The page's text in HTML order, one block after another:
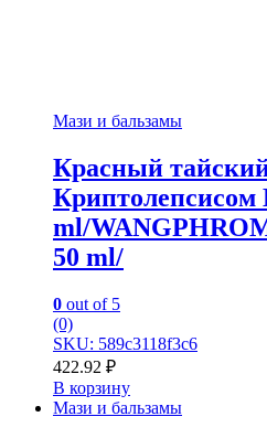
Мази и бальзамы
Красный
Криптолепсисом
ml/
50 ml/
0 out of 5
(0)
SKU: 589c3118f3c6
422.92 ₽
В корзину
Мази и бальзамы